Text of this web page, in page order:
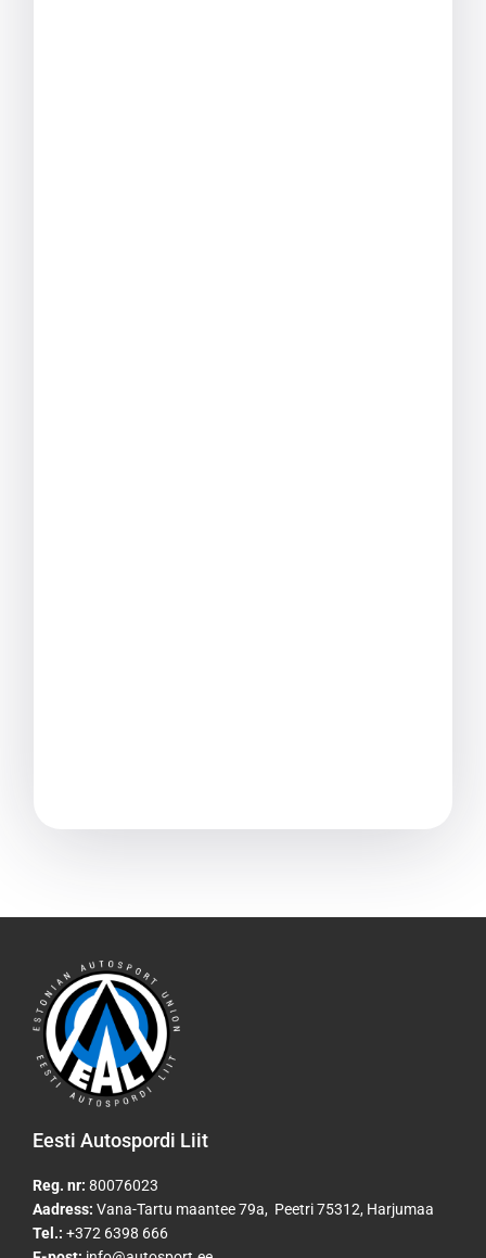
Eesti Autospordi Liit
Reg. nr: 80076023
Aadress: Vana-Tartu maantee 79a, Peetri 75312, Harjumaa
Tel.: +372 6398 666